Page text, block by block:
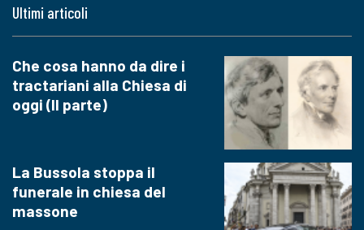
Ultimi articoli
Che cosa hanno da dire i
tractariani alla Chiesa di
oggi (II parte)
La Bussola stoppa il
funerale in chiesa del
massone